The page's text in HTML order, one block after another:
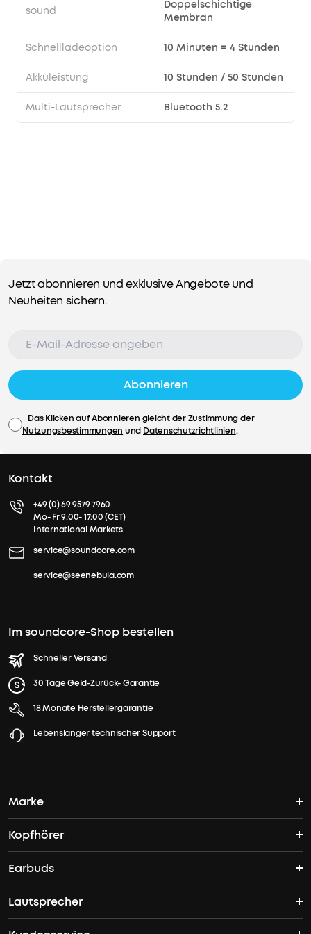
sound
Doppelschichtige
Membran
Schnellladeoption 10 Minuten = 4 Stunden
Akkuleistung 10 Stunden / 50 Stunden
Multi-Lautsprecher Bluetooth 5.2
Jetzt abonnieren und exklusive Angebote und
Neuheiten sichern.
Abonnieren
Das Klicken auf Abonnieren gleicht der Zustimmung der
Nutzungsbestimmungen und Datenschutzrichtlinien.
Kontakt
+49 (0) 69 9579 7960
Mo- Fr 9:00- 17:00 (CET)
International Markets
service@soundcore.com
service@seenebula.com
Im soundcore-Shop bestellen
Schneller Versand
30 Tage Geld-Zurück- Garantie
18 Monate Herstellergarantie
Lebenslanger technischer Support
Marke
soundcores Geschichte
Wo finde ich soundcore?
Kopfhörer
Bluetooth Kopfhörer
ANC Kopfhörer
Earbuds
TWS Earbuds
Lautsprecher